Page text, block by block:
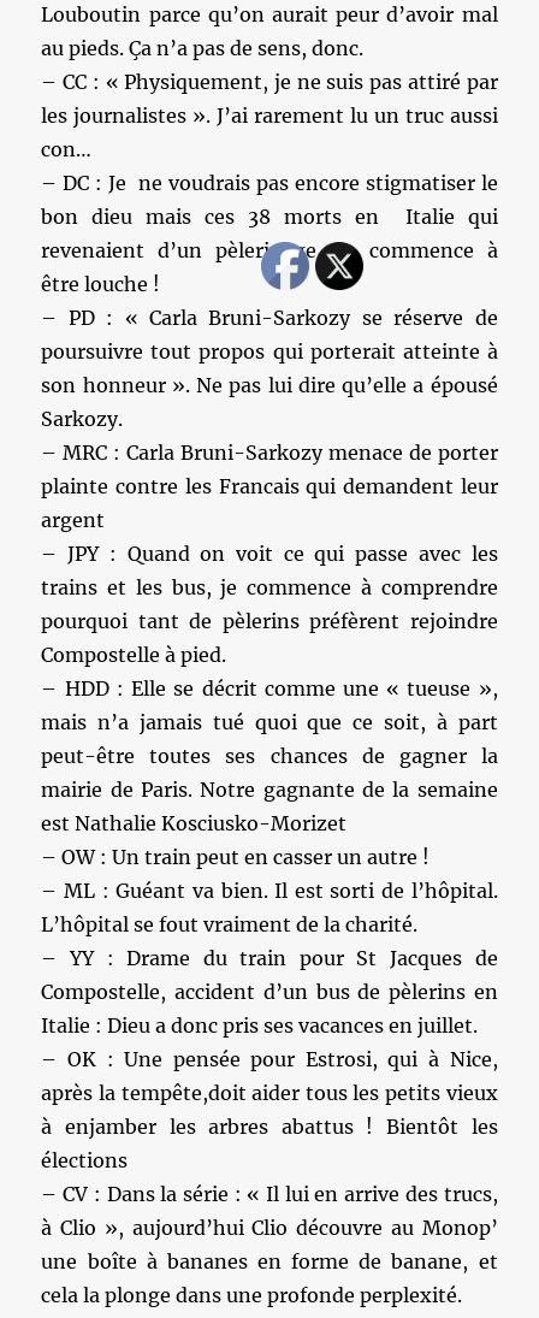
Louboutin parce qu’on aurait peur d’avoir mal
au pieds. Ça n’a pas de sens, donc.
– CC : « Physiquement, je ne suis pas attiré par
les journalistes ». J’ai rarement lu un truc aussi
con…
– DC : Je ne voudrais pas encore stigmatiser le
bon dieu mais ces 38 morts en Italie qui
revenaient d’un pèlerinage, ça commence à
être louche !
– PD : « Carla Bruni-Sarkozy se réserve de
poursuivre tout propos qui porterait atteinte à
son honneur ». Ne pas lui dire qu’elle a épousé
Sarkozy.
– MRC : Carla Bruni-Sarkozy menace de porter
plainte contre les Francais qui demandent leur
argent
– JPY : Quand on voit ce qui passe avec les
trains et les bus, je commence à comprendre
pourquoi tant de pèlerins préfèrent rejoindre
Compostelle à pied.
– HDD : Elle se décrit comme une « tueuse »,
mais n’a jamais tué quoi que ce soit, à part
peut-être toutes ses chances de gagner la
mairie de Paris. Notre gagnante de la semaine
est Nathalie Kosciusko-Morizet
– OW : Un train peut en casser un autre !
– ML : Guéant va bien. Il est sorti de l’hôpital.
L’hôpital se fout vraiment de la charité.
– YY : Drame du train pour St Jacques de
Compostelle, accident d’un bus de pèlerins en
Italie : Dieu a donc pris ses vacances en juillet.
– OK : Une pensée pour Estrosi, qui à Nice,
après la tempête,doit aider tous les petits vieux
à enjamber les arbres abattus ! Bientôt les
élections
– CV : Dans la série : « Il lui en arrive des trucs,
à Clio », aujourd’hui Clio découvre au Monop’
une boîte à bananes en forme de banane, et
cela la plonge dans une profonde perplexité.